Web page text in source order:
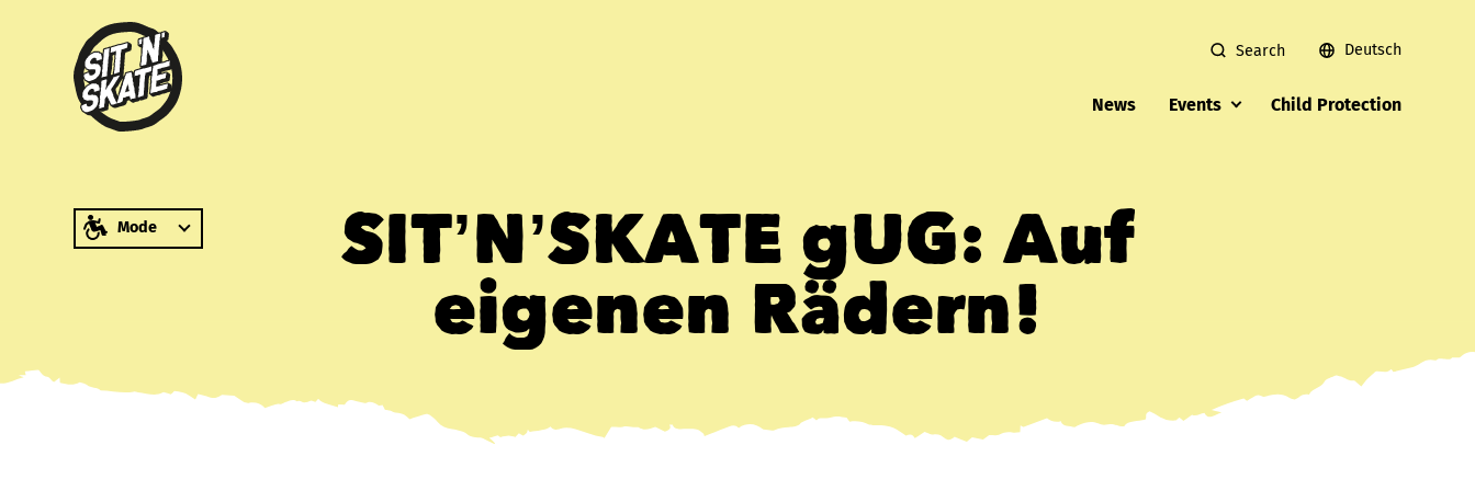
Mode
News Events Child Protection
Search Deutsch
SIT’N’SKATE gUG: Auf
eigenen Rädern!